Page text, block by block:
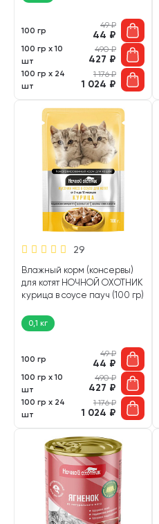
100 гр
49₽
44 ₽
100 гр х 10
шт
490₽
427 ₽
100 гр х 24
шт
1 176₽
1 024 ₽
29
Влажный корм (консервы)
для котят НОЧНОЙ ОХОТНИК
курица в соусе пауч (100 гр)
0,1 кг
100 гр
49₽
44 ₽
100 гр х 10
шт
490₽
427 ₽
100 гр х 24
шт
1 176₽
1 024 ₽